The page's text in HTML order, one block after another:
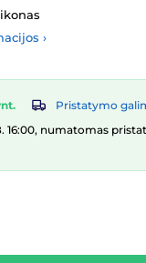
›
Pristatymo
16:00, numatomas